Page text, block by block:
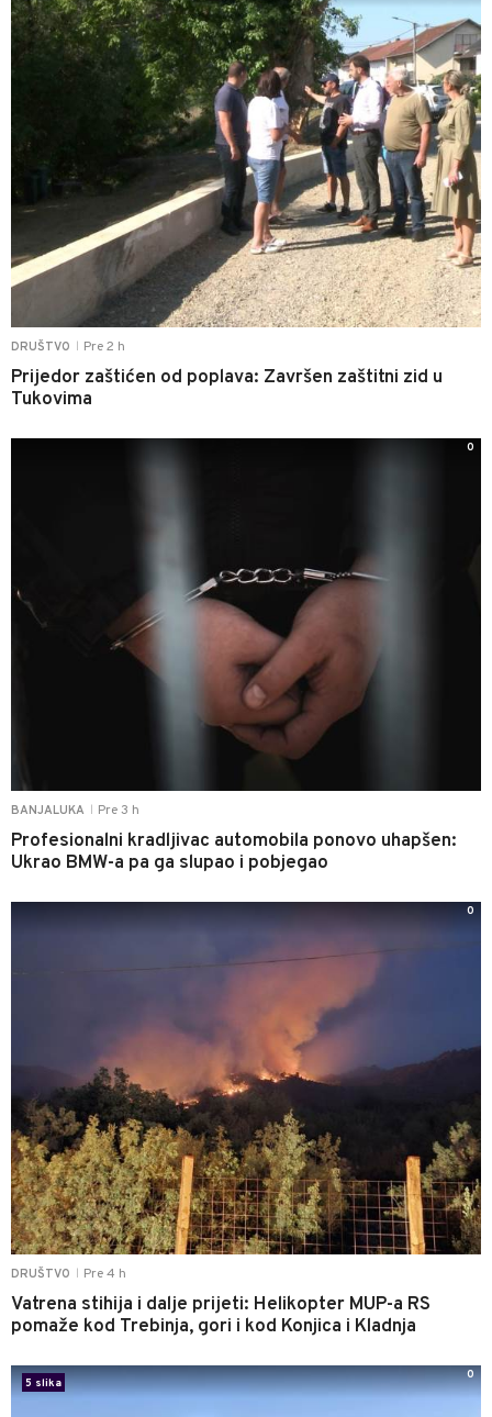
DRUŠTVO Pre 2 h
Prijedor zaštićen od poplava: Završen zaštitni zid u
Tukovima
BANJALUKA Pre 3 h
Profesionalni kradljivac automobila ponovo uhapšen:
Ukrao BMW-a pa ga slupao i pobjegao
0
DRUŠTVO Pre 4 h
Vatrena stihija i dalje prijeti: Helikopter MUP-a RS
pomaže kod Trebinja, gori i kod Konjica i Kladnja
0
5 slika
0